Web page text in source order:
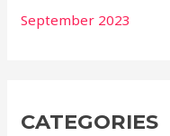
September 2023
CATEGORIES